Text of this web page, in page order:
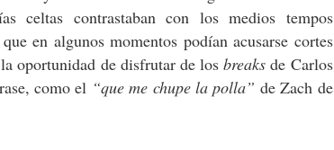
celtas contrastaban con los medios tempos
en algunos momentos podían acusarse cortes
oportunidad de disfrutar de losbreaksde Carlos
como el “que me chupe la polla” de Zach de